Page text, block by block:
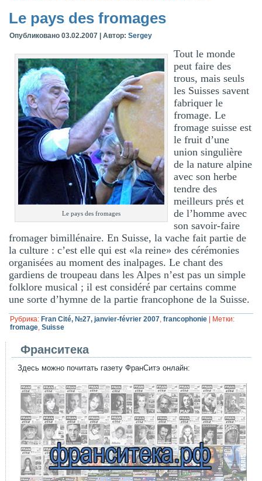
Le pays des fromages
Опубликовано 03.02.2007 |Автор: Sergey
Le pays des fromages
Tout le monde
peut faire des
trous, mais seuls
les Suisses savent
fabriquer le
fromage. Le
fromage suisse est
le fruit d’une
union singulière
de la nature alpine
avec son herbe
tendre des
meilleurs prés et
de l’homme avec
son savoir-faire
fromager bimillénaire. En Suisse, la vache fait partie de
la culture : c’est elle qui est «la reine» des cérémonies
organisées au moment des inalpages. Le chant des
gardiens de troupeau dans les Alpes n’est pas un simple
folklore musical ; il est considéré par certains comme
une sorte d’hymne de la partie francophone de la Suisse.
Рубрика: Fran Cité, №27, janvier-février 2007,francophonie
Метки:
fromage,Suisse
Франситека
Здесь можно почитать газету ФранСитэ онлайн: